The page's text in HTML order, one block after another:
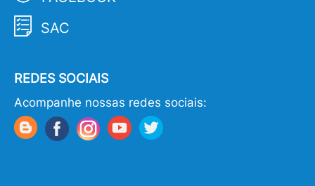
SAC
REDES SOCIAIS
Acompanhe nossas redes sociais: